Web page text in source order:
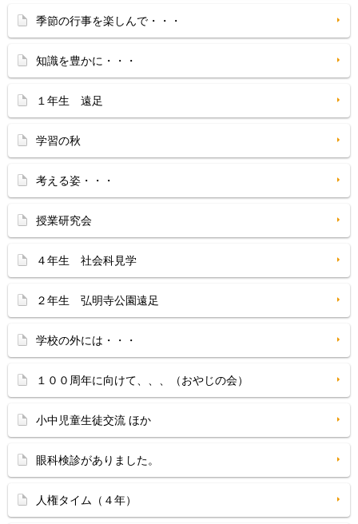
季節の行事を楽しんで・・・
知識を豊かに・・・
１年生 遠足
学習の秋
考える姿・・・
授業研究会
４年生 社会科見学
２年生 弘明寺公園遠足
学校の外には・・・
１００周年に向けて、、、（おやじの会）
小中児童生徒交流 ほか
眼科検診がありました。
人権タイム（４年）